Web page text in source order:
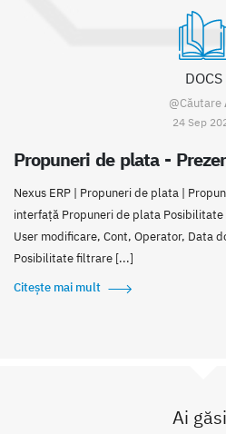
DOCS
@Căutare
24 Sep
Propuneri de plata -
Nexus ERP | Propuneri de plata |
interfață Propuneri de plata
User modificare, Cont, Operator, Data
Posibilitate filtrare [...]
Citește mai mult
Ai